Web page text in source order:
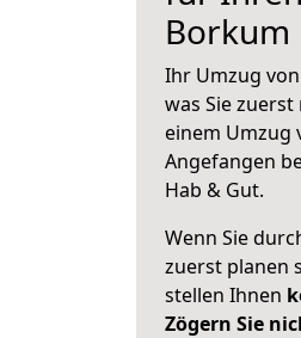
Borkum
Ihr Umzug
was Sie
einem Umzug
Angefangen
Hab & Gut.
Wenn Sie
zuerst planen
stellen Ihnen
Zögern Sie